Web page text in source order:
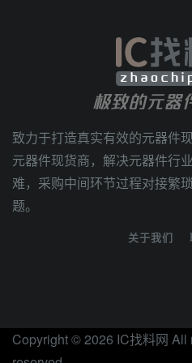
极致的元器
致力于打造真实有效的元器件
元器件现货商，解决元器件行
难，采购中间环节过程对接繁
题。
关于我们
Copyright © 2026 IC找料网 All